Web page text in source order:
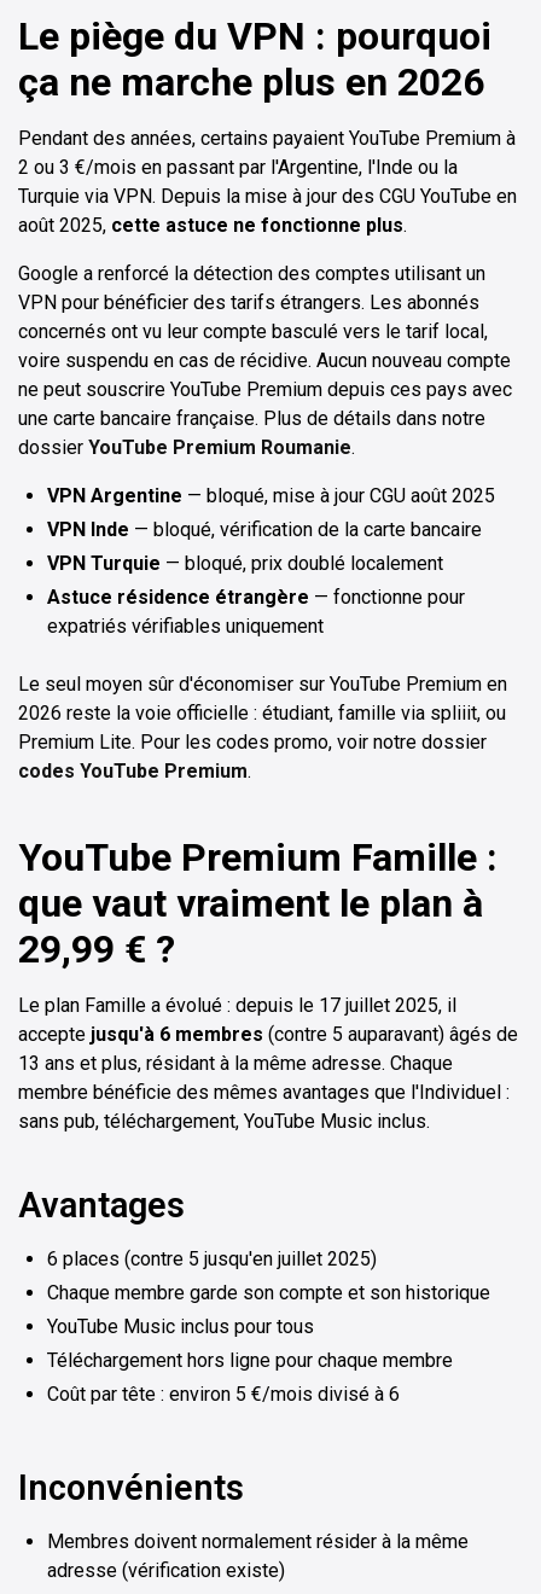
Le piège du VPN : pourquoi
ça ne marche plus en 2026
Pendant des années, certains payaient YouTube Premium à
2 ou 3 €/mois en passant par l'Argentine, l'Inde ou la
Turquie via VPN. Depuis la mise à jour des CGU YouTube en
août 2025, cette astuce ne fonctionne plus.
Google a renforcé la détection des comptes utilisant un
VPN pour bénéficier des tarifs étrangers. Les abonnés
concernés ont vu leur compte basculé vers le tarif local,
voire suspendu en cas de récidive. Aucun nouveau compte
ne peut souscrire YouTube Premium depuis ces pays avec
une carte bancaire française. Plus de détails dans notre
dossier YouTube Premium Roumanie.
VPN Argentine — bloqué, mise à jour CGU août 2025
VPN Inde — bloqué, vérification de la carte bancaire
VPN Turquie — bloqué, prix doublé localement
Astuce résidence étrangère — fonctionne pour
expatriés vérifiables uniquement
Le seul moyen sûr d'économiser sur YouTube Premium en
2026 reste la voie officielle : étudiant, famille via spliiit, ou
Premium Lite. Pour les codes promo, voir notre dossier
codes YouTube Premium.
YouTube Premium Famille :
que vaut vraiment le plan à
29,99 € ?
Le plan Famille a évolué : depuis le 17 juillet 2025, il
accepte jusqu'à 6 membres (contre 5 auparavant) âgés de
13 ans et plus, résidant à la même adresse. Chaque
membre bénéficie des mêmes avantages que l'Individuel :
sans pub, téléchargement, YouTube Music inclus.
Avantages
6 places (contre 5 jusqu'en juillet 2025)
Chaque membre garde son compte et son historique
YouTube Music inclus pour tous
Téléchargement hors ligne pour chaque membre
Coût par tête : environ 5 €/mois divisé à 6
Inconvénients
Membres doivent normalement résider à la même
adresse (vérification existe)